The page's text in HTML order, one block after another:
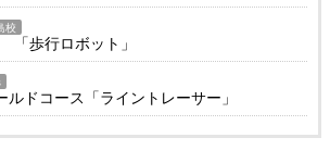
校
歩行ロボット」
ドコース「ライントレーサー」